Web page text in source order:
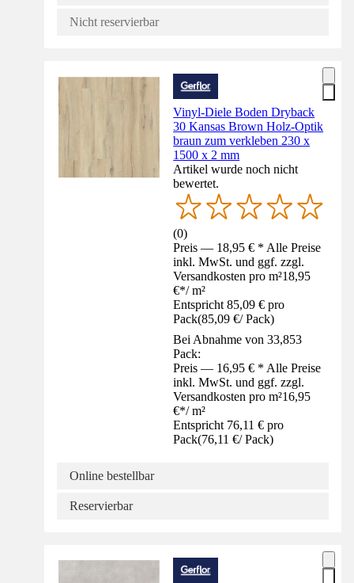
Nicht reservierbar
Vinyl-Diele Boden Dryback
30 Kansas Brown Holz-Optik
braun zum verkleben 230 x
1500 x 2 mm
Artikel wurde noch nicht
bewertet.
(0)
Preis — 18,95 € * Alle Preise
inkl. MwSt. und ggf. zzgl.
Versandkosten pro m²18,95
€*/ m²
Entspricht 85,09 € pro
Pack(85,09 €/ Pack)
Bei Abnahme von 33,853
Pack:
Preis — 16,95 € * Alle Preise
inkl. MwSt. und ggf. zzgl.
Versandkosten pro m²16,95
€*/ m²
Entspricht 76,11 € pro
Pack(76,11 €/ Pack)
Online bestellbar
Reservierbar